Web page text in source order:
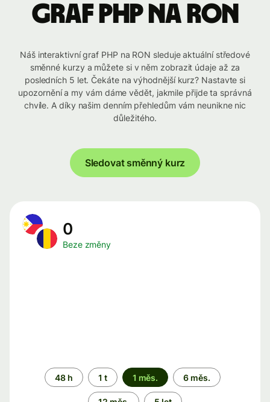
graf PHP na RON
Náš interaktivní graf PHP na RON sleduje aktuální středové
směnné kurzy a můžete si v něm zobrazit údaje až za
posledních 5 let. Čekáte na výhodnější kurz? Nastavte si
upozornění a my vám dáme vědět, jakmile přijde ta správná
chvíle. A díky našim denním přehledům vám neunikne nic
důležitého.
Sledovat směnný kurz
0
Beze změny
Časové
období
48 h 1 t 1 měs. 6 měs.